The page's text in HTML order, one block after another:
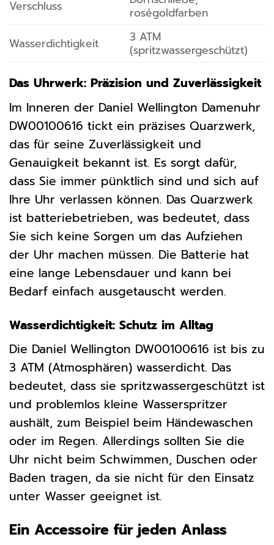
Verschluss
roségoldfarben
Wasserdichtigkeit
3 ATM
(spritzwassergeschützt)
Das Uhrwerk: Präzision und Zuverlässigkeit
Im Inneren der Daniel Wellington Damenuhr
DW00100616 tickt ein präzises Quarzwerk,
das für seine Zuverlässigkeit und
Genauigkeit bekannt ist. Es sorgt dafür,
dass Sie immer pünktlich sind und sich auf
Ihre Uhr verlassen können. Das Quarzwerk
ist batteriebetrieben, was bedeutet, dass
Sie sich keine Sorgen um das Aufziehen
der Uhr machen müssen. Die Batterie hat
eine lange Lebensdauer und kann bei
Bedarf einfach ausgetauscht werden.
Wasserdichtigkeit: Schutz im Alltag
Die Daniel Wellington DW00100616 ist bis zu
3 ATM (Atmosphären) wasserdicht. Das
bedeutet, dass sie spritzwassergeschützt ist
und problemlos kleine Wasserspritzer
aushält, zum Beispiel beim Händewaschen
oder im Regen. Allerdings sollten Sie die
Uhr nicht beim Schwimmen, Duschen oder
Baden tragen, da sie nicht für den Einsatz
unter Wasser geeignet ist.
Ein Accessoire für jeden Anlass